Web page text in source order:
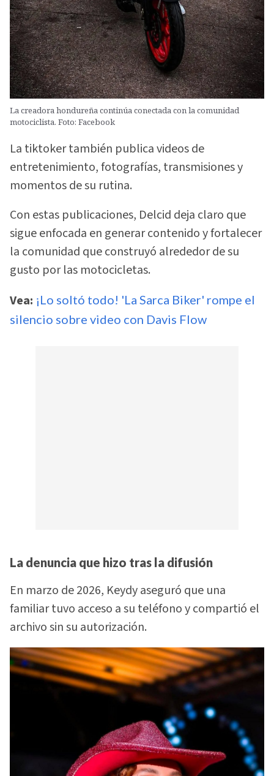
La creadora hondureña continúa conectada con la comunidad
motociclista. Foto: Facebook
La tiktoker también publica videos de
entretenimiento, fotografías, transmisiones y
momentos de su rutina.
Con estas publicaciones, Delcid deja claro que
sigue enfocada en generar contenido y fortalecer
la comunidad que construyó alrededor de su
gusto por las motocicletas.
Vea: ¡Lo soltó todo! 'La Sarca Biker' rompe el
silencio sobre video con Davis Flow
La denuncia que hizo tras la difusión
En marzo de 2026, Keydy aseguró que una
familiar tuvo acceso a su teléfono y compartió el
archivo sin su autorización.